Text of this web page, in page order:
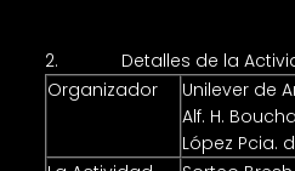
2. Detalles de la
Organizador
Unilever de
Alf. H.
López Pcia.